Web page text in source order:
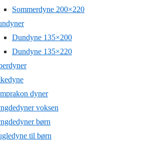
Sommerdyne 200×220
Dundyne 135×200
Dundyne 135×220
dyner
voksen
børn
til børn